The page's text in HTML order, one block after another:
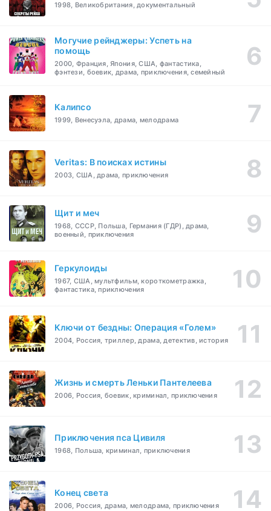
1998, Великобритания, документальный
Могучие рейнджеры: Успеть на
помощь
2000, Франция, Япония, США, фантастика,
фэнтези, боевик, драма, приключения, семейный
Калипсо
1999, Венесуэла, драма, мелодрама
Veritas: В поисках истины
2003, США, драма, приключения
Щит и меч
1968, СССР, Польша, Германия (ГДР), драма,
военный, приключения
Геркулоиды
1967, США, мультфильм, короткометражка,
фантастика, приключения
Ключи от бездны: Операция «Голем»
2004, Россия, триллер, драма, детектив, история
Жизнь и смерть Леньки Пантелеева
2006, Россия, боевик, криминал, приключения
Приключения пса Цивиля
1968, Польша, криминал, приключения
Конец света
2006, Россия, драма, мелодрама, приключения